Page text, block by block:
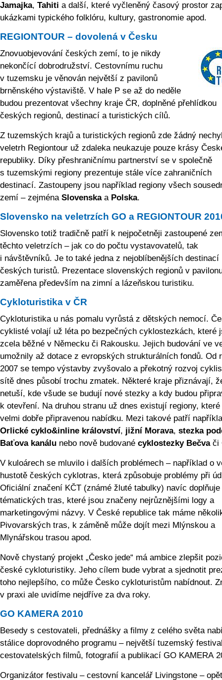
Jamajka, Tahiti a další, které vyčleněný časový prostor
ukázkami typického folklóru, kultury, gastronomie apod.
REGIONTOUR – dovolená v Česku
Znovuobjevování českých zemí, to je nikdy
nekončící dobrodružství. Cestovnímu ruchu
v tuzemsku je věnován největší z pavilonů
brněnského výstaviště. V hale P se až do neděle
budou prezentovat všechny kraje ČR, doplněné přehlídkou
českých regionů, destinací a turistických cílů.
Z tuzemských krajů a turistických regionů zde žádný
veletrh Regiontour už zdaleka neukazuje pouze krásy
republiky. Díky přeshraničnímu partnerství se v společně
s tuzemskými regiony prezentuje stále více zahraničních
destinací. Zastoupeny jsou například regiony všech
zemí – zejména Slovenskaa Polska.
Slovensko na veletrzích GO a REGIONTOUR
Slovensko totiž tradičně patří k nejpočetněji zastoupené
těchto veletrzích – jak co do počtu vystavovatelů, tak
i návštěvníků. Je to také jedna z nejoblíbenějších destinací
českých turistů. Prezentace slovenských regionů v
zaměřena především na zimní a lázeňskou turistiku.
Cykloturistika v ČR
Cykloturistika u nás pomalu vyrůstá z dětských nemocí.
cyklisté volají už léta po bezpečných cyklostezkách, které
zcela běžné v Německu či Rakousku. Jejich budování ve
umožnily až dotace z evropských strukturálních fondů. Od
2007 se tempo výstavby zvyšovalo a překotný rozvoj
sítě dnes působí trochu zmatek. Některé kraje přiznávají,
netuší, kde všude se budují nové stezky a kdy budou
k otevření. Na druhou stranu už dnes existují regiony,
velmi dobře připravenou nabídku. Mezi takové patří
Orlické cyklo&inline království, jižní Morava, stezka
Baťova kanálu nebo nově budované cyklostezky Bečvači
V kuloárech se mluvilo i dalších problémech – například o
hustotě českých cyklotras, která způsobuje problémy při
Oficiální značení KČT (známé žluté tabulky) navíc doplňuje
tématických tras, které jsou značeny nejrůznějšími logy a
marketingovými názvy. V České republice tak máme
Pivovarských tras, k záměně může dojít mezi Mlýnskou a
Mlynářskou trasou apod.
Nově chystaný projekt „Česko jede“ má ambice zlepšit
české cykloturistiky. Jeho cílem bude vybrat a sjednotit
toho nejlepšího, co může Česko cykloturistům nabídnout.
v praxi ale uvidíme nejdříve za dva roky.
GO KAMERA 2010
Besedy s cestovateli, přednášky a filmy z celého světa
stálice doprovodného programu – největší tuzemský
cestovatelských filmů, fotografií a publikací GO KAMERA
Organizátor festivalu – cestovní kancelář Livingstone – opět